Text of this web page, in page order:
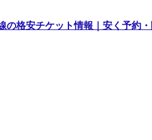
の格安チケット情報｜安く予約